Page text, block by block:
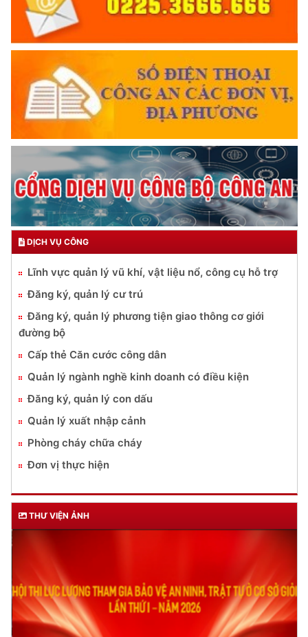
DỊCH VỤ CÔNG
Lĩnh vực quản lý vũ khí, vật liệu nổ, công cụ hỗ trợ
Đăng ký, quản lý cư trú
Đăng ký, quản lý phương tiện giao thông cơ giới
đường bộ
Cấp thẻ Căn cước công dân
Quản lý ngành nghề kinh doanh có điều kiện
Đăng ký, quản lý con dấu
Quản lý xuất nhập cảnh
Phòng cháy chữa cháy
Đơn vị thực hiện
THƯ VIỆN ẢNH